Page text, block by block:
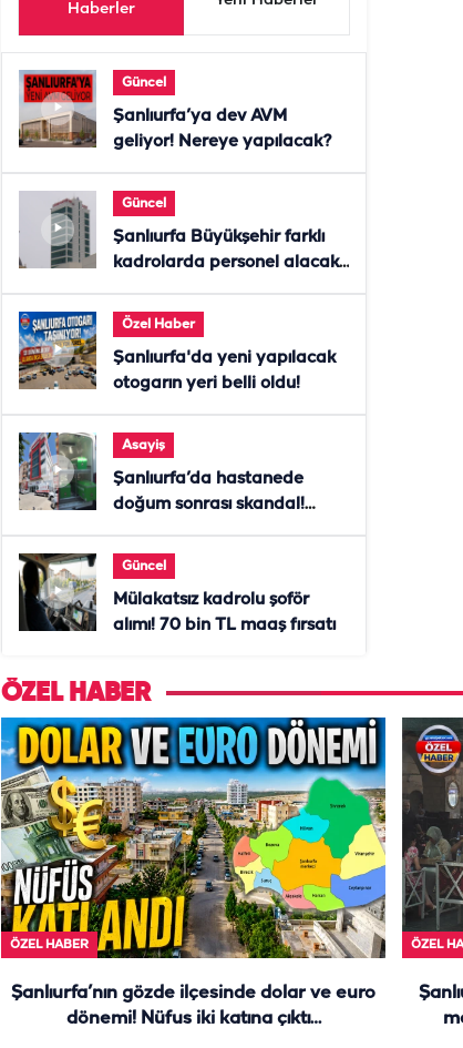
Haberler
Güncel
Şanlıurfa’ya dev AVM
geliyor! Nereye yapılacak?
Güncel
Şanlıurfa Büyükşehir farklı
kadrolarda personel alacak!
Özel Haber
Şanlıurfa'da yeni yapılacak
otogarın yeri belli oldu!
Asayiş
Şanlıurfa’da hastanede
doğum sonrası skandal!
Güncel
Mülakatsız kadrolu şoför
alımı! 70 bin TL maaş fırsatı
ÖZEL HABER
ÖZEL HABER
Şanlıurfa’nın gözde ilçesinde dolar ve euro
dönemi! Nüfus iki katına çıktı…
ÖZEL